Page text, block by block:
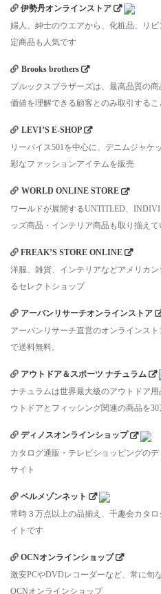
伊勢丹オンラインストア
婦人、紳士のウエアから、化粧品、リ
定商品も人気です
Brooks brothers
ブルックスブラザーズは、最高品質の
価値を理解できる顧客とのみ取引する
LEVI’S E-SHOP
リーバイス501を中心に、デニムジャケ
彩なファッションアイテムを販売
WORLD ONLINE STORE
ワールドが展開するUNTITLED、
ッズ商品・インテリア商品も取り揃えて
FREAK’S STORE ONLINE
洋服、雑貨、インテリアなどアメリカ
るセレクトショップ
アーバンリサーチオンラインストア
アーバンリサーチ直営のオンラインス
で送料無料。
アウトドア＆スポーツ ナチュラム
ナチュラムは世界最大級のアウトドア
ウトドアとフィッシング関連の商品を
ディノスオンラインショップ
カタログ通販・テレビショッピングの
サイト
ベルメゾンネット
常時３万点以上の品揃え、千趣会カタ
イトです
OCNオンラインショップ
激安PCやDVDレコーダーなど、常に旬
OCNオンラインショップ